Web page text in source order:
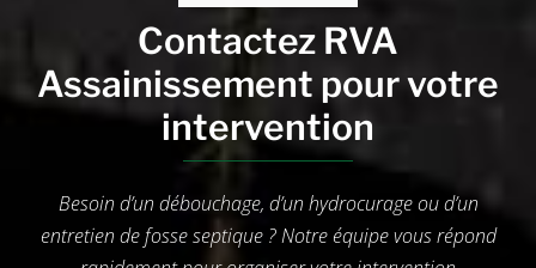
Contactez RVA
Assainissement pour votre
intervention
Besoin d’un débouchage, d’un hydrocurage ou d’un
entretien de fosse septique ? Notre équipe vous répond